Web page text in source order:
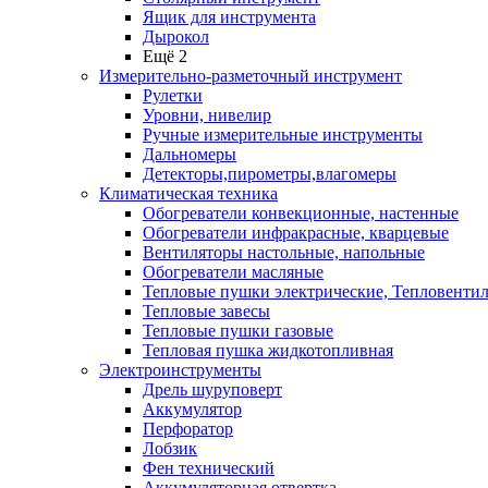
Ящик для инструмента
Дырокол
Ещё 2
Измерительно-разметочный инструмент
Рулетки
Уровни, нивелир
Ручные измерительные инструменты
Дальномеры
Детекторы,пирометры,влагомеры
Климатическая техника
Обогреватели конвекционные, настенные
Обогреватели инфракрасные, кварцевые
Вентиляторы настольные, напольные
Обогреватели масляные
Тепловые пушки электрические,
Тепловые завесы
Тепловые пушки газовые
Тепловая пушка жидкотопливная
Электроинструменты
Дрель шуруповерт
Аккумулятор
Перфоратор
Лобзик
Фен технический